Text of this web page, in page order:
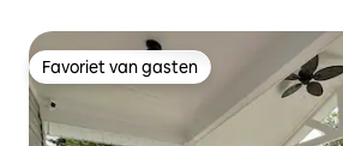
Favoriet van gasten
Favoriet van gasten